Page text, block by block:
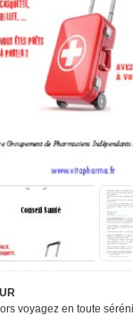
voyagez en toute